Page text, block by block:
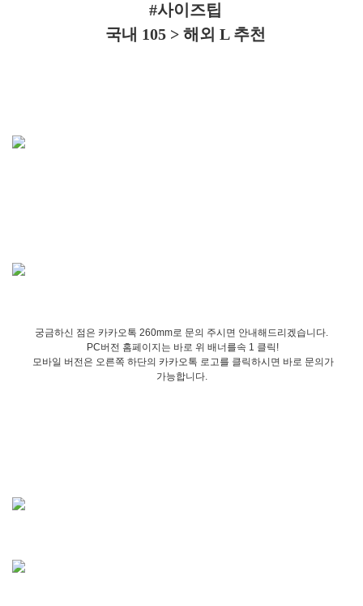
#사이즈팁
국내 105 > 해외 L 추천
궁금하신 점은 카카오톡 260mm로 문의 주시면 안내해드리겠습니다.
PC버전 홈페이지는 바로 위 배너를속 1 클릭!
모바일 버전은 오른쪽 하단의 카카오톡 로고를 클릭하시면 바로 문의가
가능합니다.